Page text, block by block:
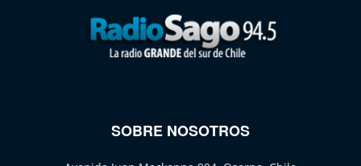
SOBRE NOSOTROS